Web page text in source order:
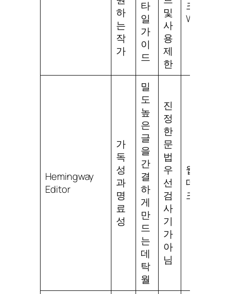
하
는
작
가
타
일
가
이
드
및
사
용
제
한
크탑,
Word
Hemingway
Editor
가
독
성
과
명
료
성
밀
도
높
은
글
을
간
결
하
게
만
드
는
데
탁
월
진
정
한
문
법
우
선
검
사
기
가
아
님
웹,
데스
크탑